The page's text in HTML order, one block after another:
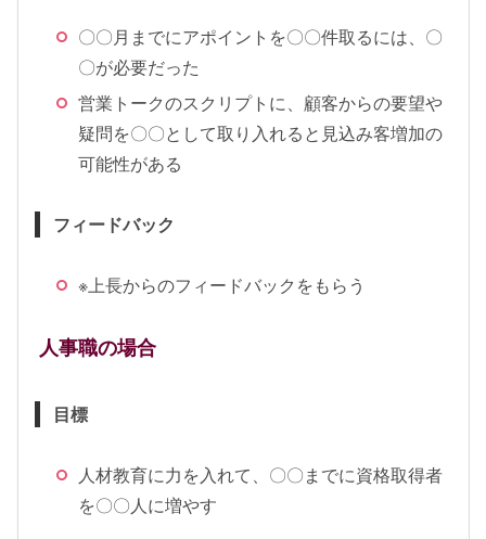
〇〇月までにアポイントを〇〇件取るには、〇
〇が必要だった
営業トークのスクリプトに、顧客からの要望や
疑問を〇〇として取り入れると見込み客増加の
可能性がある
フィードバック
※上長からのフィードバックをもらう
人事職の場合
目標
人材教育に力を入れて、〇〇までに資格取得者
を〇〇人に増やす